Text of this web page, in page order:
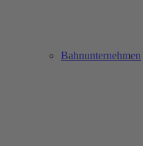
Bahnunternehmen